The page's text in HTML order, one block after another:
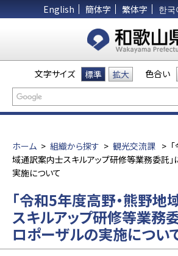
English 簡体字 繁体字 한국
文字サイズ 標準 拡大 色合い
ホーム > 組織から探す > 観光交流課 >
域通訳案内士スキルアップ研修等業務委託」
実施について
「令和5年度高野・熊野地
スキルアップ研修等業務
ロポーザルの実施につい